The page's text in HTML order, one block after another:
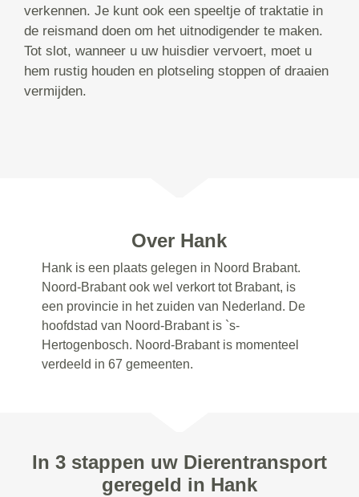
verkennen. Je kunt ook een speeltje of traktatie in
de reismand doen om het uitnodigender te maken.
Tot slot, wanneer u uw huisdier vervoert, moet u
hem rustig houden en plotseling stoppen of draaien
vermijden.
Over Hank
Hank is een plaats gelegen in Noord Brabant.
Noord-Brabant ook wel verkort tot Brabant, is
een provincie in het zuiden van Nederland. De
hoofdstad van Noord-Brabant is `s-
Hertogenbosch. Noord-Brabant is momenteel
verdeeld in 67 gemeenten.
In 3 stappen uw Dierentransport
geregeld in Hank